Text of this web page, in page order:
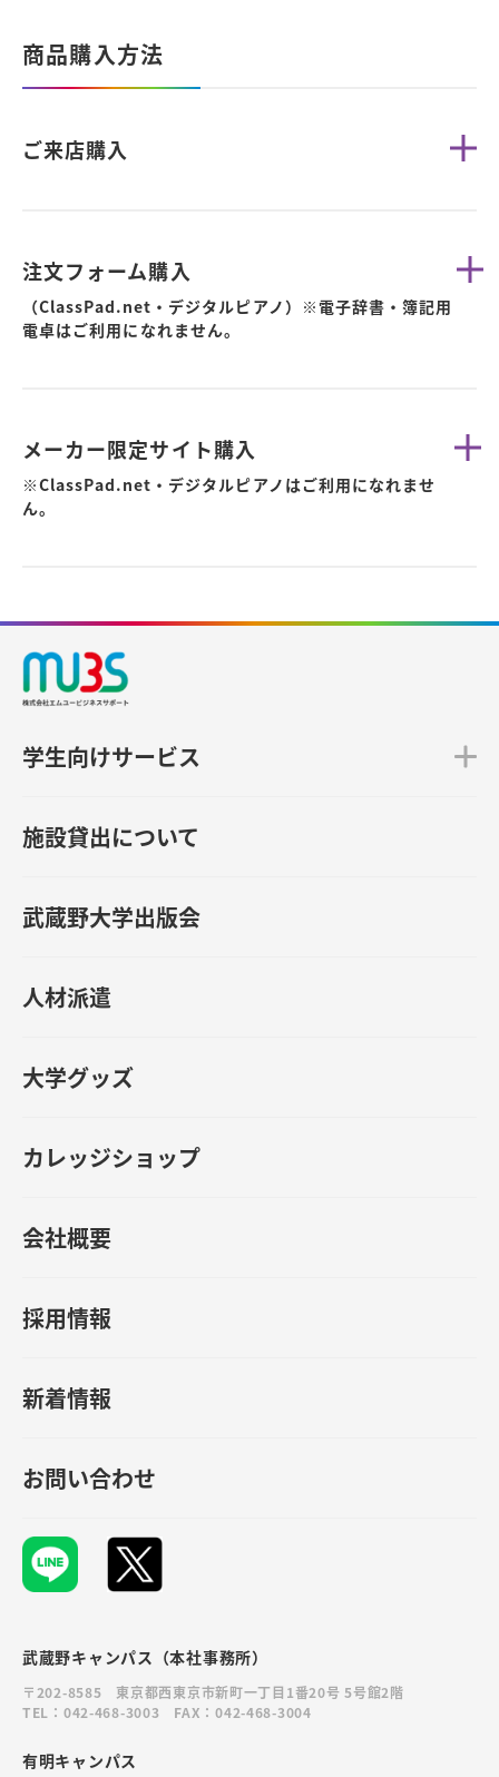
商品購入方法
ご来店購入
注文フォーム購入
（ClassPad.net・デジタルピアノ）※電子辞書・簿記用
電卓はご利用になれません。
メーカー限定サイト購入
※ClassPad.net・デジタルピアノはご利用になれませ
ん。
学生向けサービス
施設貸出について
武蔵野大学出版会
人材派遣
大学グッズ
カレッジショップ
会社概要
採用情報
新着情報
お問い合わせ
武蔵野キャンパス（本社事務所）
〒202-8585 東京都西東京市新町一丁目1番20号 5号館2階
TEL：042-468-3003 FAX：042-468-3004
有明キャンパス